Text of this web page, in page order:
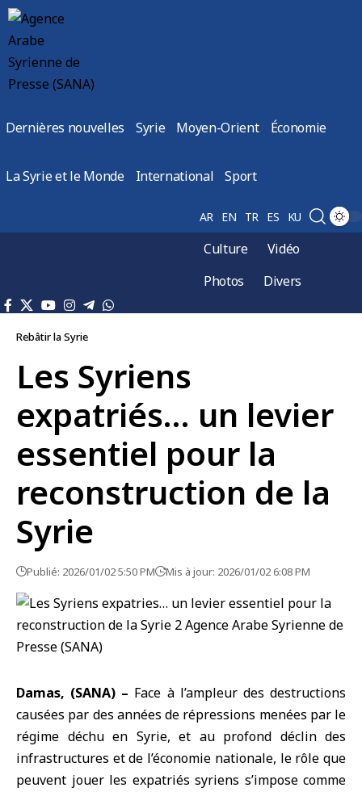
Dernières nouvelles Syrie Moyen-Orient Économie
La Syrie et le Monde International Sport
AR EN TR ES KU
Culture
Vidéo
Photos
Divers
Rebâtir la Syrie
Les Syriens
expatriés… un levier
essentiel pour la
reconstruction de la
Syrie
Publié: 2026/01/02 5:50 PM Mis à jour: 2026/01/02 6:08 PM
Damas, (SANA) – Face à l’ampleur des destructions
causées par des années de répressions menées par le
régime déchu en Syrie, et au profond déclin des
infrastructures et de l’économie nationale, le rôle que
peuvent jouer les expatriés syriens s’impose comme